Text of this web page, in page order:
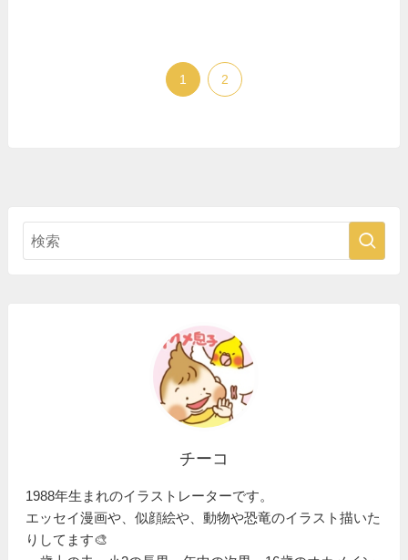
1 2
チーコ
1988年生まれのイラストレーターです。
エッセイ漫画や、似顔絵や、動物や恐竜のイラスト描いた
りしてます🎨